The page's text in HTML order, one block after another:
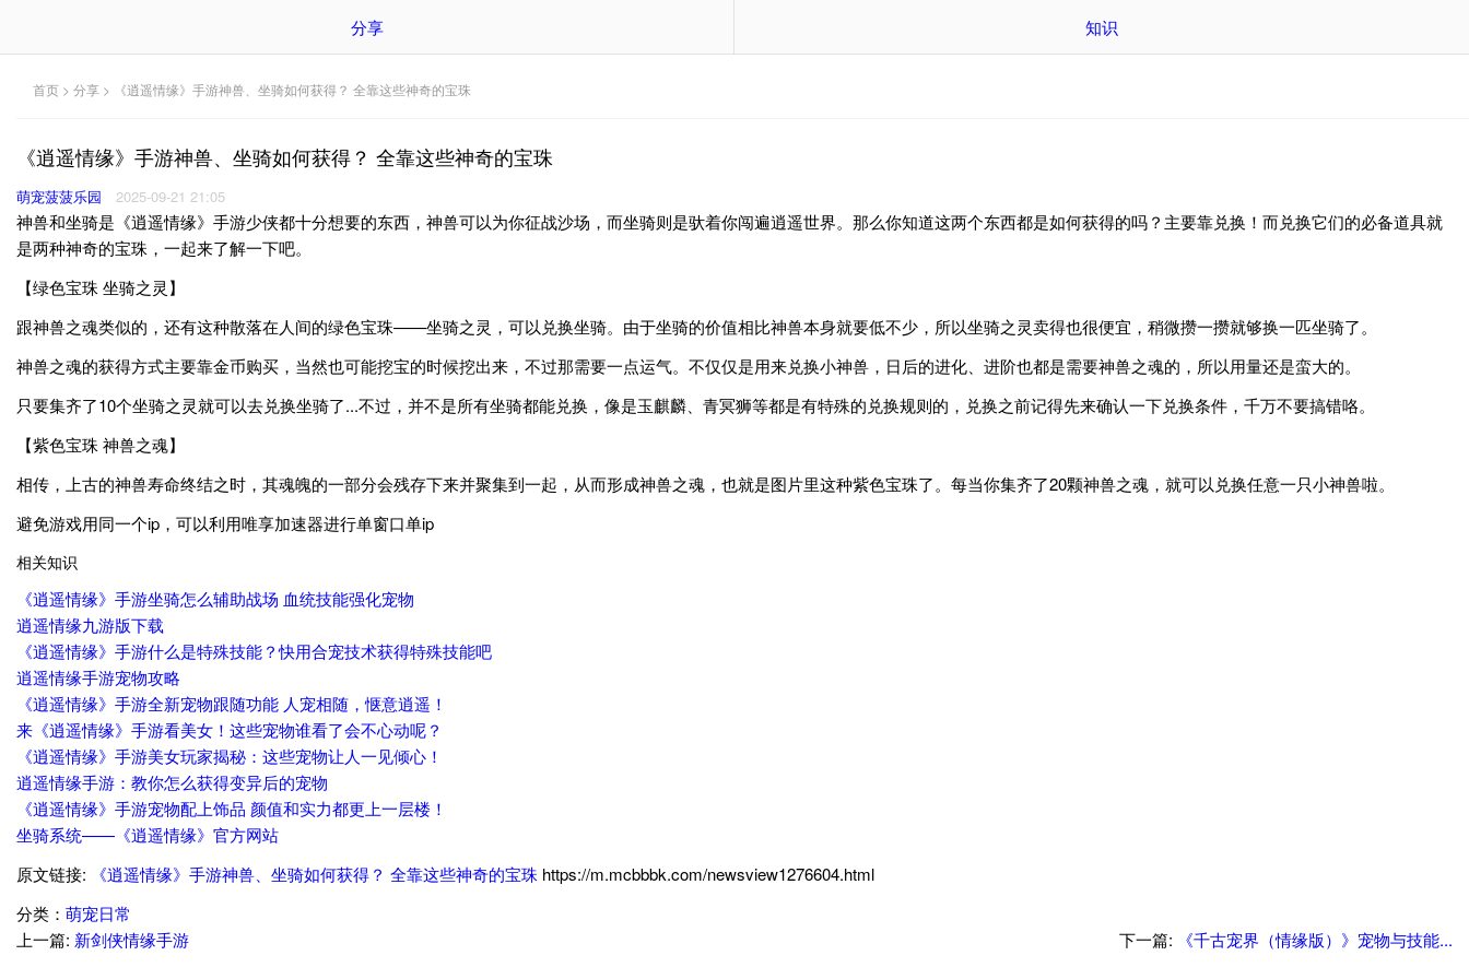
分享 知识
首页 > 分享 > 《逍遥情缘》手游神兽、坐骑如何获得？ 全靠这些神奇的宝珠
《逍遥情缘》手游神兽、坐骑如何获得？ 全靠这些神奇的宝珠
萌宠菠菠乐园 2025-09-21 21:05
神兽和坐骑是《逍遥情缘》手游少侠都十分想要的东西，神兽可以为你征战沙场，而坐骑则是驮着你闯遍逍遥世界。那么你知道这两个东西都是如何获得的吗？主要靠兑换！而兑换它们的必备道具就
是两种神奇的宝珠，一起来了解一下吧。
【绿色宝珠 坐骑之灵】
跟神兽之魂类似的，还有这种散落在人间的绿色宝珠——坐骑之灵，可以兑换坐骑。由于坐骑的价值相比神兽本身就要低不少，所以坐骑之灵卖得也很便宜，稍微攒一攒就够换一匹坐骑了。
神兽之魂的获得方式主要靠金币购买，当然也可能挖宝的时候挖出来，不过那需要一点运气。不仅仅是用来兑换小神兽，日后的进化、进阶也都是需要神兽之魂的，所以用量还是蛮大的。
只要集齐了10个坐骑之灵就可以去兑换坐骑了...不过，并不是所有坐骑都能兑换，像是玉麒麟、青冥狮等都是有特殊的兑换规则的，兑换之前记得先来确认一下兑换条件，千万不要搞错咯。
【紫色宝珠 神兽之魂】
相传，上古的神兽寿命终结之时，其魂魄的一部分会残存下来并聚集到一起，从而形成神兽之魂，也就是图片里这种紫色宝珠了。每当你集齐了20颗神兽之魂，就可以兑换任意一只小神兽啦。
避免游戏用同一个ip，可以利用唯享加速器进行单窗口单ip
相关知识
《逍遥情缘》手游坐骑怎么辅助战场 血统技能强化宠物
逍遥情缘九游版下载
《逍遥情缘》手游什么是特殊技能？快用合宠技术获得特殊技能吧
逍遥情缘手游宠物攻略
《逍遥情缘》手游全新宠物跟随功能 人宠相随，惬意逍遥！
来《逍遥情缘》手游看美女！这些宠物谁看了会不心动呢？
《逍遥情缘》手游美女玩家揭秘：这些宠物让人一见倾心！
逍遥情缘手游：教你怎么获得变异后的宠物
《逍遥情缘》手游宠物配上饰品 颜值和实力都更上一层楼！
坐骑系统——《逍遥情缘》官方网站
原文链接:
《逍遥情缘》手游神兽、坐骑如何获得？ 全靠这些神奇的宝珠 https://m.mcbbbk.com/newsview1276604.html
分类： 萌宠日常
上一篇: 新剑侠情缘手游 下一篇: 《千古宠界（情缘版）》宠物与技能...